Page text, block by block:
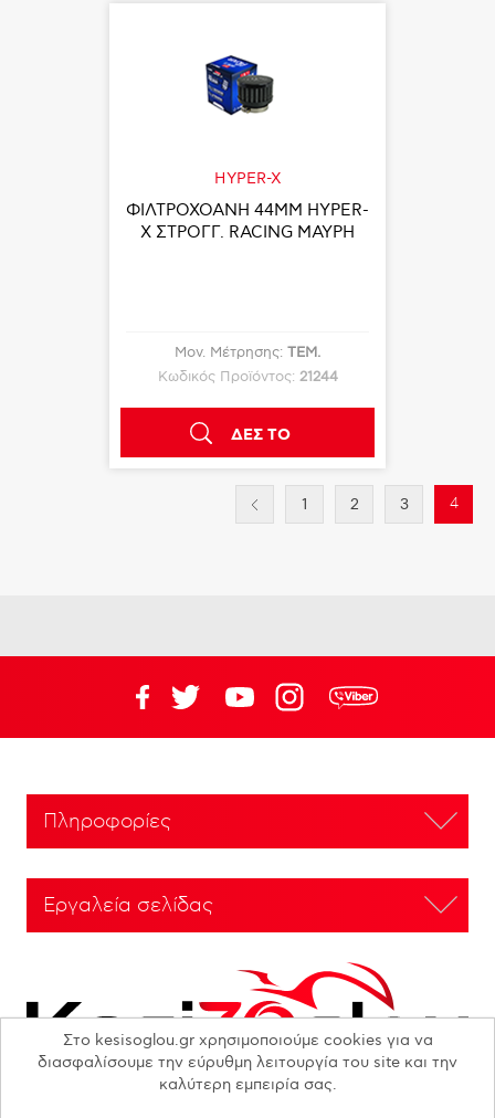
HYPER-X
ΦΙΛΤΡΟΧΟΑΝΗ 44ΜΜ HYPER-
X ΣΤΡΟΓΓ. RACING ΜΑΥΡΗ
Μον. Μέτρησης: ΤΕΜ.
Κωδικός Προϊόντος: 21244
ΔΕΣ ΤΟ
1 2 3 4
Πληροφορίες
Εργαλεία σελίδας
Στο kesisoglou.gr χρησιμοποιούμε cookies για να
διασφαλίσουμε την εύρυθμη λειτουργία του site και την
καλύτερη εμπειρία σας.